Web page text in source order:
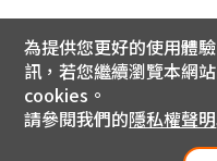
為提供您更好的使用體
訊，若您繼續瀏覽本網
cookies。
請參閱我們的隱私權聲明